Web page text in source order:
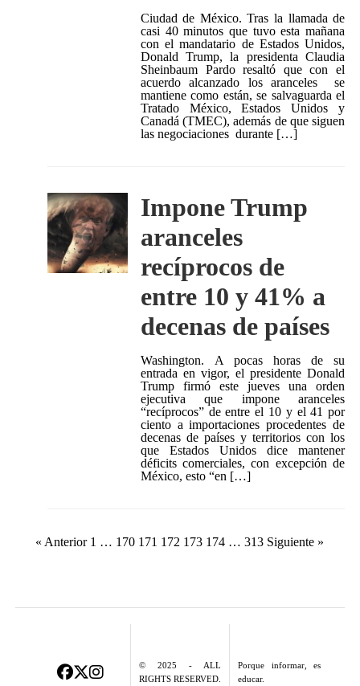
Ciudad de México. Tras la llamada de
casi 40 minutos que tuvo esta mañana
con el mandatario de Estados Unidos,
Donald Trump, la presidenta Claudia
Sheinbaum Pardo resaltó que con el
acuerdo alcanzado los aranceles se
mantiene como están, se salvaguarda el
Tratado México, Estados Unidos y
Canadá (TMEC), además de que siguen
las negociaciones durante […]
Impone Trump
aranceles
recíprocos de
entre 10 y 41% a
decenas de países
Washington. A pocas horas de su
entrada en vigor, el presidente Donald
Trump firmó este jueves una orden
ejecutiva que impone aranceles
“recíprocos” de entre el 10 y el 41 por
ciento a importaciones procedentes de
decenas de países y territorios con los
que Estados Unidos dice mantener
déficits comerciales, con excepción de
México, esto “en […]
Paginación
entradas
« Anterior 1 … 170 171 172 173 174 … 313 Siguiente »
© 2025 - ALL
RIGHTS RESERVED.
Porque informar, es
educar.